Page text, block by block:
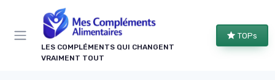
LES COMPLÉMENTS QUI CHANGENT
VRAIMENT TOUT
TOPs
Panneau de gestion des cookies